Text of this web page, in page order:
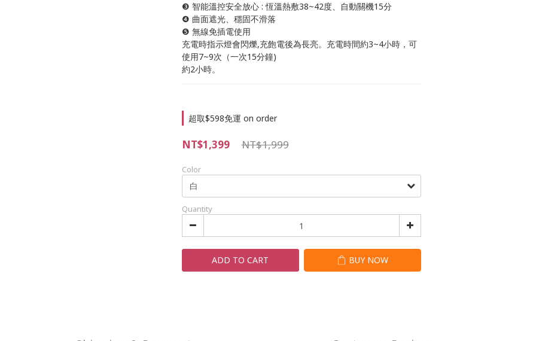
❸ 智能溫控安全放心 : 恆溫熱敷38~42度、自動關機15分
❹ 曲面遮光、穩固不滑落
❺ 無線免插電使用
充電時指示燈會閃爍,充飽電後為長亮。充電時間約3~4小時，可
使用7~9次（一次15分鐘)
約2小時。
超取$598免運 on order
NT$1,999
NT$1,399
Color
Quantity
ADD TO CART BUY NOW